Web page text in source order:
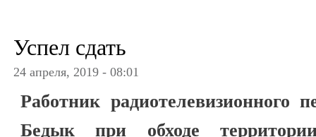
Успел сдать
24 апреля, 2019 - 08:01
Работник радиотелевизионного
Бедык при обходе